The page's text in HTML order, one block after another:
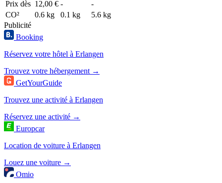
Prix dès 12,00 € -
-
CO²
0.6 kg 0.1 kg
5.6 kg
Publicité
Booking
Réservez votre hôtel à Erlangen
Trouvez votre hébergement →
GetYourGuide
Trouvez une activité à Erlangen
Réservez une activité →
Europcar
Location de voiture à Erlangen
Louez une voiture →
Omio